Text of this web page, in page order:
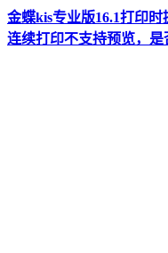
金蝶kis专业版16.1打印
连续打印不支持预览，是